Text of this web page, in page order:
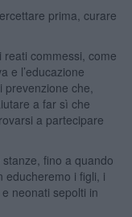
prima, curare
reati commessi, come
e l’educazione
che,
a far sì che
a partecipare
fino a quando
educheremo i figli, i
neonati sepolti in